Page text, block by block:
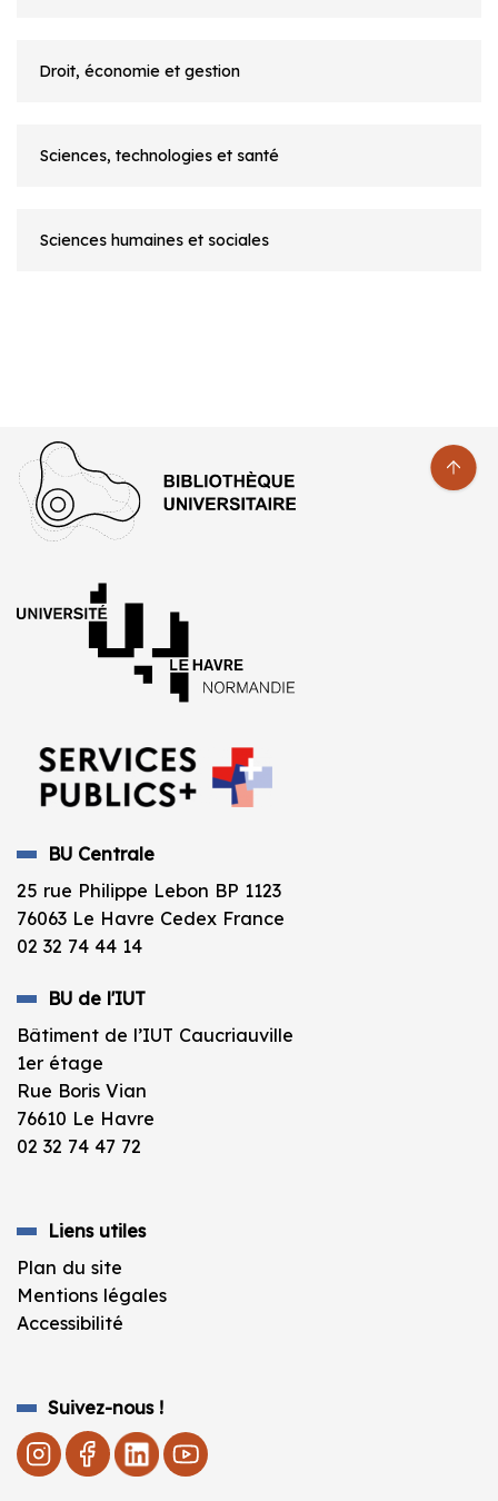
Droit, économie et gestion
Sciences, technologies et santé
Sciences humaines et sociales
BU Centrale
25 rue Philippe Lebon BP 1123
76063 Le Havre Cedex France
02 32 74 44 14
BU de l'IUT
Bâtiment de l’IUT Caucriauville
1er étage
Rue Boris Vian
76610 Le Havre
02 32 74 47 72
Liens utiles
Plan du site
Mentions légales
Accessibilité
Suivez-nous !